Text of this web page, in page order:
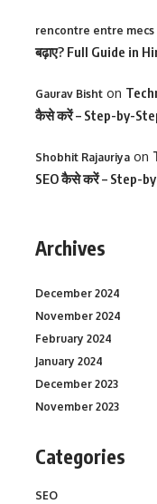
rencontre entre mecs
बढ़ाए? Full Guide in
Gaurav Bisht on
कैसे करें – Step-by-
Shobhit Rajauriya on
SEO कैसे करें – Step-
Archives
December 2024
November 2024
February 2024
January 2024
December 2023
November 2023
Categories
SEO